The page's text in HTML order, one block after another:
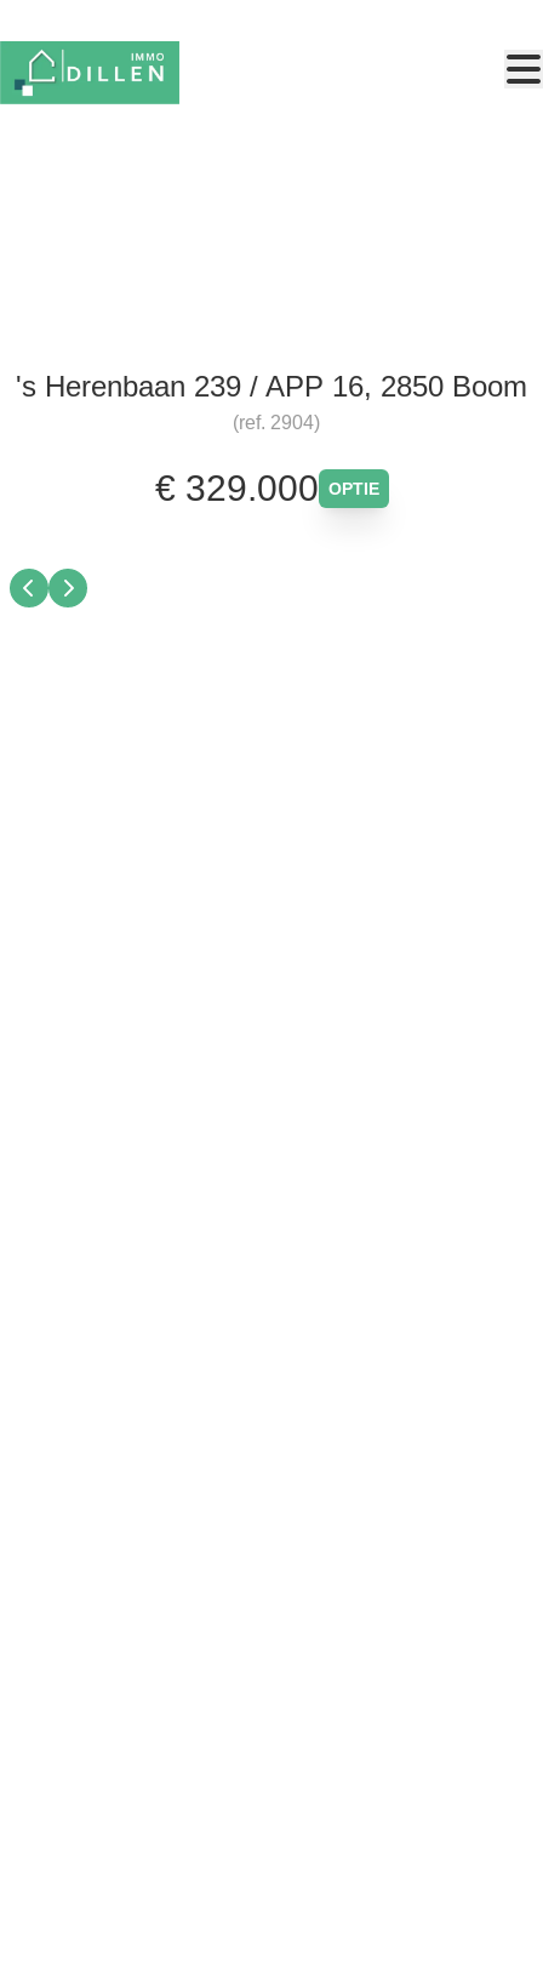
's Herenbaan 239 / APP 16, 2850 Boom
(ref. 2904)
€ 329.000 OPTIE